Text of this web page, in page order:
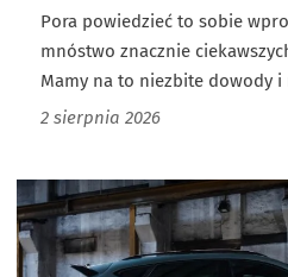
Pora powiedzieć to sobie
mnóstwo znacznie
Mamy na to niezbite dowody i
2 sierpnia 2026